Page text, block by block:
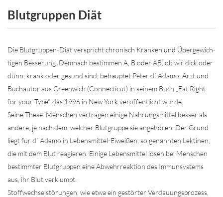
Blutgruppen Diät
Die Blut­grup­pen-​Di­ät ver­spricht chro­nisch Kran­ken und Über­ge­wich­
ti­gen Bes­se­rung. Dem­nach be­stim­men A, B oder AB, ob wir dick oder
dünn, krank oder ge­sund sind, be­haup­tet Peter d´ Adamo, Arzt und
Buch­au­tor aus Green­wich (Con­nec­ti­cut) in sei­nem Buch „Eat Right
for your Type“, das 1996 in New York ver­öf­f­ent­licht wurde.
Seine These: Men­schen ver­tra­gen ei­ni­ge Nah­rungs­mit­tel bes­ser als
an­de­re, je nach dem, wel­cher Blut­grup­pe sie an­ge­hö­ren. Der Grund
liegt für d´ Adamo in Le­bens­mit­tel-​Ei­wei­ßen, so ge­nann­ten Lek­ti­nen,
die mit dem Blut rea­gie­ren. Ei­ni­ge Le­bens­mit­tel lösen bei Men­schen
be­stimm­ter Blut­grup­pen eine Ab­wehr­re­ak­ti­on des Im­mun­sys­tems
aus, ihr Blut ver­klumpt.
Stoff­wech­sel­stö­run­gen, wie etwa ein ge­stör­ter Ver­dau­ungs­pro­zess,